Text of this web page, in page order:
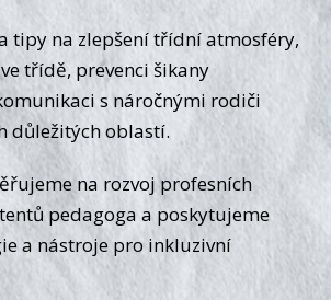
tipy na zlepšení třídní atmosféry,
třídě, prevenci šikany
s náročnými rodiči
důležitých oblastí.
na rozvoj profesních
pedagoga a poskytujeme
a nástroje pro inkluzivní